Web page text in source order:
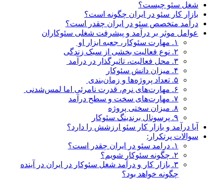
شغل سئو چیست؟
بازار کار سئو در ایران چگونه است؟
درآمد متخصص سئو در ایران چقدر است؟
عوامل موثر بر درآمد و پیشرفت شغلی سئوکاران
۱. مهارت سئوکار، جعبه ابزار او
۲. نوع فعالیت بخشی از سبک زندگی
۳. محل فعالیت، تاثیرگذار در درآمد
۴. میزان دانش سئوکار
۵. تعداد پروژه‌ها و زمان‌بندی
۶. مهارت‌های نرم، قدرت نامرئی اما لمس‌شدنی
۷. مهارت‌های سخت و سطح درآمد
۸. میزان سختی پروژه
۹. پرسونال برندینگ سئوکار
آیا درآمد و بازار کار سئو ارزشش را دارد؟
سوالات پرتکرار:
۱. درامد سئو در ایران چقدر است؟
۲. چگونه سئوکار شویم؟
۳. بازار کار و درآمد شغل سئوکار در ایران در آینده
چگونه خواهد بود؟